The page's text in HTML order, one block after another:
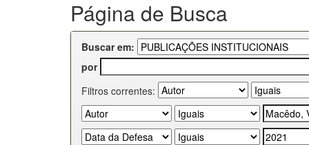
Página de Busca
Buscar em:
por
Filtros correntes: